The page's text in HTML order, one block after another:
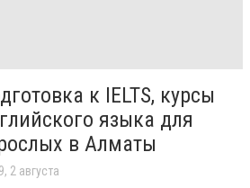
к IELTS, курсы
языка для
в Алматы
2 августа